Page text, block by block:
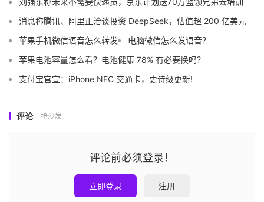
消息称腾讯、阿里正洽谈投资 DeepSeek，估值超 200 亿美元
苹果手机微信语音怎么转发
电脑微信怎么发语音？
苹果电池容量怎么看？电池健康 78% 有必要换吗？
支付宝官宣：iPhone NFC 交通卡，史诗级更新!
评论 抢沙发
评论前必须登录！
立即登录 注册